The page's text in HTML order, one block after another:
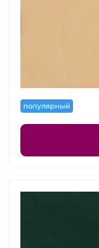
популярный